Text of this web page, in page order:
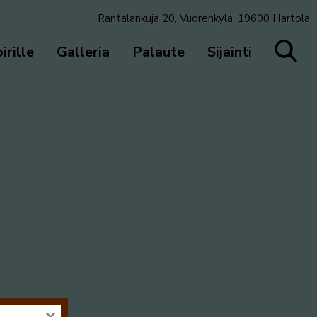
Rantalankuja 20, Vuorenkylä, 19600 Hartola
Galleria Palaute Sijainti